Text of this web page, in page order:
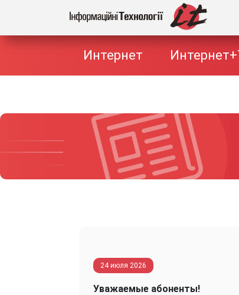
Интернет
24 июля 2026
Уважаемые абоненты!